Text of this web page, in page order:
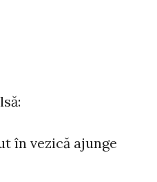
în vezică ajunge